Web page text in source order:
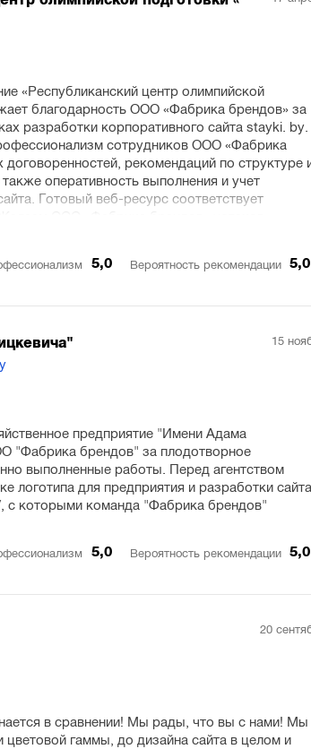
«Республиканский центр олимпийской
благодарность ООО «Фабрика брендов» за
разработки корпоративного сайта stayki. by.
сотрудников ООО «Фабрика
рекомендаций по структуре
оперативность выполнения и учет
Готовый веб-ресурс соответствует
лидерских позиций и качеств.
5,0 Вероятность рекомендации 5,0
15
предприятие "Имени Адама
"Фабрика брендов" за плодотворное
выполненные работы. Перед агентством
логотипа для предприятия и разработки сайта
с которыми команда "Фабрика брендов"
5,0 Вероятность рекомендации 5,0
20
в сравнении! Мы рады, что вы с нами! Мы
цветовой гаммы, до дизайна сайта в целом и